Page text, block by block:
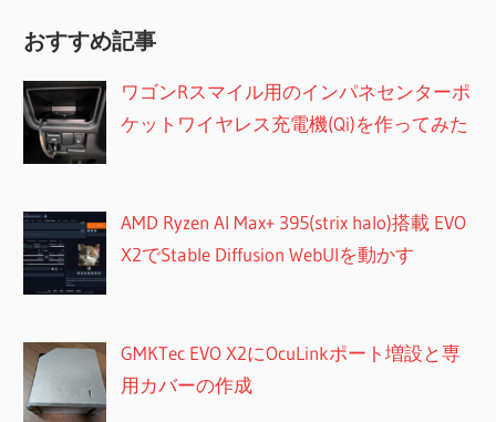
おすすめ記事
ワゴンRスマイル用のインパネセンターポ
ケットワイヤレス充電機(Qi)を作ってみた
AMD Ryzen AI Max+ 395(strix halo)搭載 EVO
X2でStable Diffusion WebUIを動かす
GMKTec EVO X2にOcuLinkポート増設と専
用カバーの作成